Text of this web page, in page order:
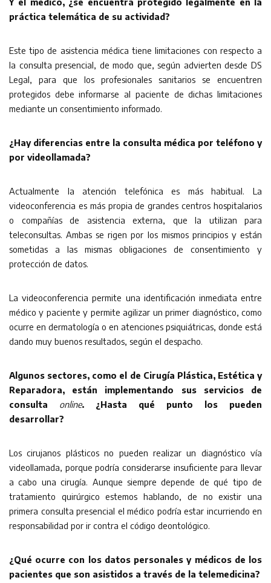
práctica telemática de su actividad?
Este tipo de asistencia médica tiene limitaciones con respecto a
la consulta presencial, de modo que, según advierten desde DS
Legal, para que los profesionales sanitarios se encuentren
protegidos debe informarse al paciente de dichas limitaciones
mediante un consentimiento informado.
¿Hay diferencias entre la consulta médica por teléfono y
por videollamada?
Actualmente la atención telefónica es más habitual. La
videoconferencia es más propia de grandes centros hospitalarios
o compañías de asistencia externa, que la utilizan para
teleconsultas. Ambas se rigen por los mismos principios y están
sometidas a las mismas obligaciones de consentimiento y
protección de datos.
La videoconferencia permite una identificación inmediata entre
médico y paciente y permite agilizar un primer diagnóstico, como
ocurre en dermatología o en atenciones psiquiátricas, donde está
dando muy buenos resultados, según el despacho.
Algunos sectores, como el de Cirugía Plástica, Estética y
Reparadora, están implementando sus servicios de
consulta online. ¿Hasta qué punto los pueden
desarrollar?
Los cirujanos plásticos no pueden realizar un diagnóstico vía
videollamada, porque podría considerarse insuficiente para llevar
a cabo una cirugía. Aunque siempre depende de qué tipo de
tratamiento quirúrgico estemos hablando, de no existir una
primera consulta presencial el médico podría estar incurriendo en
responsabilidad por ir contra el código deontológico.
¿Qué ocurre con los datos personales y médicos de los
pacientes que son asistidos a través de la telemedicina?